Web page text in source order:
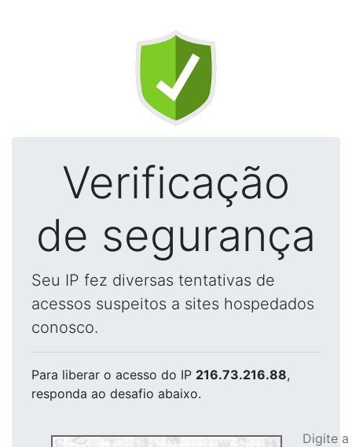
Verificação
de segurança
Seu IP fez diversas tentativas de
acessos suspeitos a sites hospedados
conosco.
Para liberar o acesso do IP 216.73.216.88,
responda ao desafio abaixo.
Digite